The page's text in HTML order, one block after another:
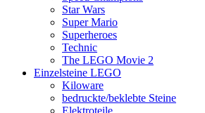
Star Wars
Super Mario
Superheroes
Technic
The LEGO Movie 2
Einzelsteine LEGO
Kiloware
bedruckte/beklebte Steine
Elektroteile